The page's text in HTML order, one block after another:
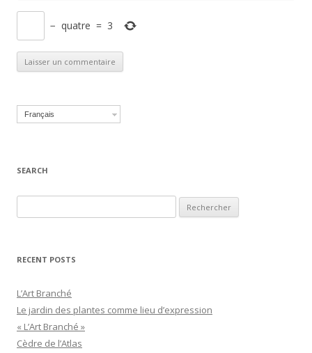
− quatre = 3
Français
SEARCH
RECENT POSTS
L’Art Branché
Le jardin des plantes comme lieu d’expression
« L’Art Branché »
Cèdre de l’Atlas